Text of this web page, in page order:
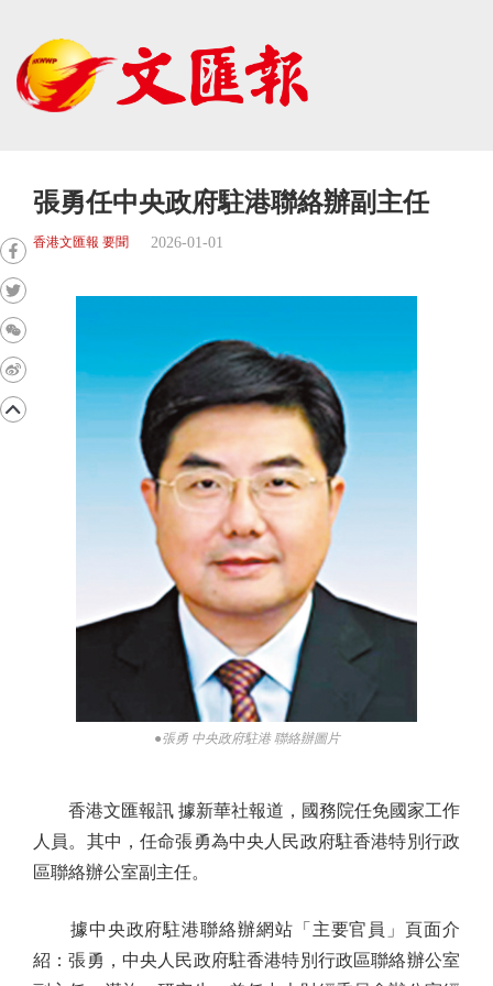
張勇任中央政府駐港聯絡辦副主任
香港文匯報 要聞 2026-01-01
●張勇 中央政府駐港 聯絡辦圖片
香港文匯報訊 據新華社報道，國務院任免國家工作
人員。其中，任命張勇為中央人民政府駐香港特別行政
區聯絡辦公室副主任。
據中央政府駐港聯絡辦網站「主要官員」頁面介
紹：張勇，中央人民政府駐香港特別行政區聯絡辦公室